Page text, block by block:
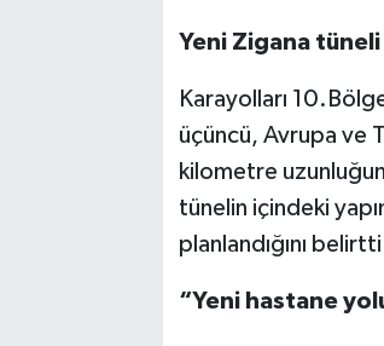
Yeni Zigana tüneli
Karayolları
üçüncü, Avrupa ve
kilometre
tünelin içindeki
planlandığını
“Yeni hastane